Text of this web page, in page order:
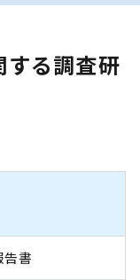
する調査研
告書